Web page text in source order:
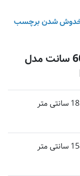
مخدوش شدن برچسب
مشخصات فنی یخچال کینو 60 سانت مدل